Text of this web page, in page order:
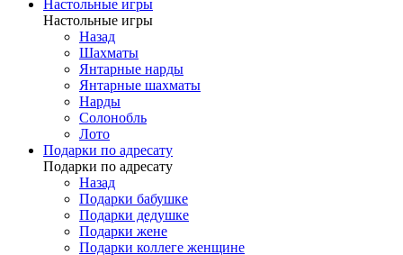
Настольные игры
Настольные игры
Назад
Шахматы
Янтарные нарды
Янтарные шахматы
Нарды
Солонобль
Лото
Подарки по адресату
Подарки по адресату
Назад
Подарки бабушке
Подарки дедушке
Подарки жене
Подарки коллеге женщине